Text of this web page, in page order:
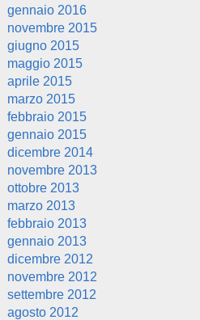
gennaio 2016
novembre 2015
giugno 2015
maggio 2015
aprile 2015
marzo 2015
febbraio 2015
gennaio 2015
dicembre 2014
novembre 2013
ottobre 2013
marzo 2013
febbraio 2013
gennaio 2013
dicembre 2012
novembre 2012
settembre 2012
agosto 2012